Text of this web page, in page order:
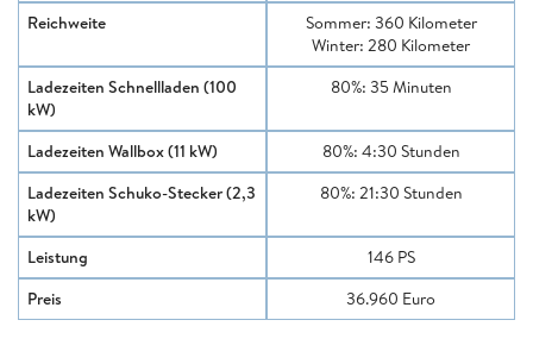
Reichweite
Sommer: 360 Kilometer
Winter: 280 Kilometer
Ladezeiten Schnellladen (100
kW)
80%: 35 Minuten
Ladezeiten Wallbox (11 kW)
80%: 4:30 Stunden
Ladezeiten Schuko-Stecker (2,3
kW)
80%: 21:30 Stunden
Leistung
146 PS
Preis
36.960 Euro